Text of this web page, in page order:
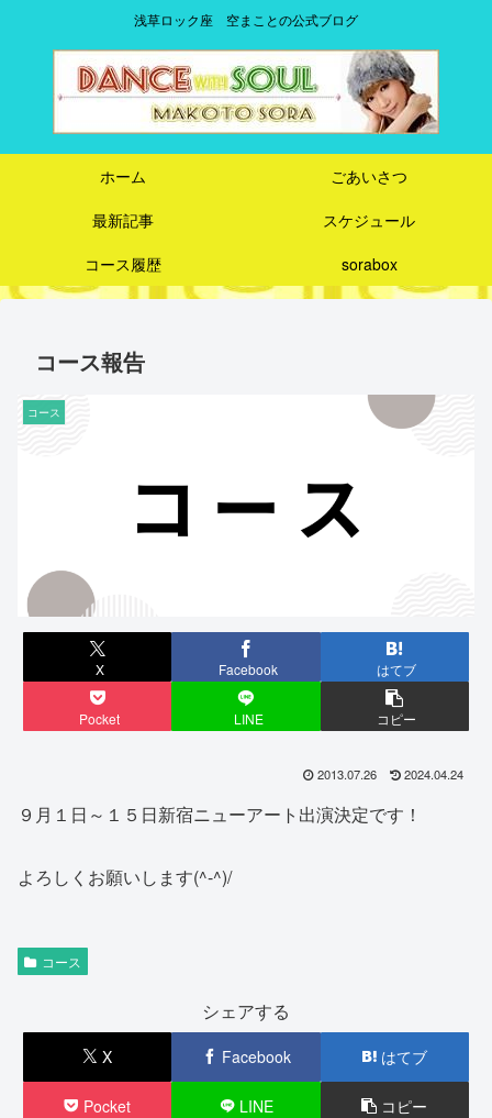
浅草ロック座 空まことの公式ブログ
ホーム
ごあいさつ
最新記事
スケジュール
コース履歴
sorabox
コース報告
コース
X Facebook はてブ
Pocket LINE コピー
2013.07.26 2024.04.24
９月１日～１５日新宿ニューアート出演決定です！
よろしくお願いします(^-^)/
コース
シェアする
X Facebook はてブ
Pocket LINE コピー